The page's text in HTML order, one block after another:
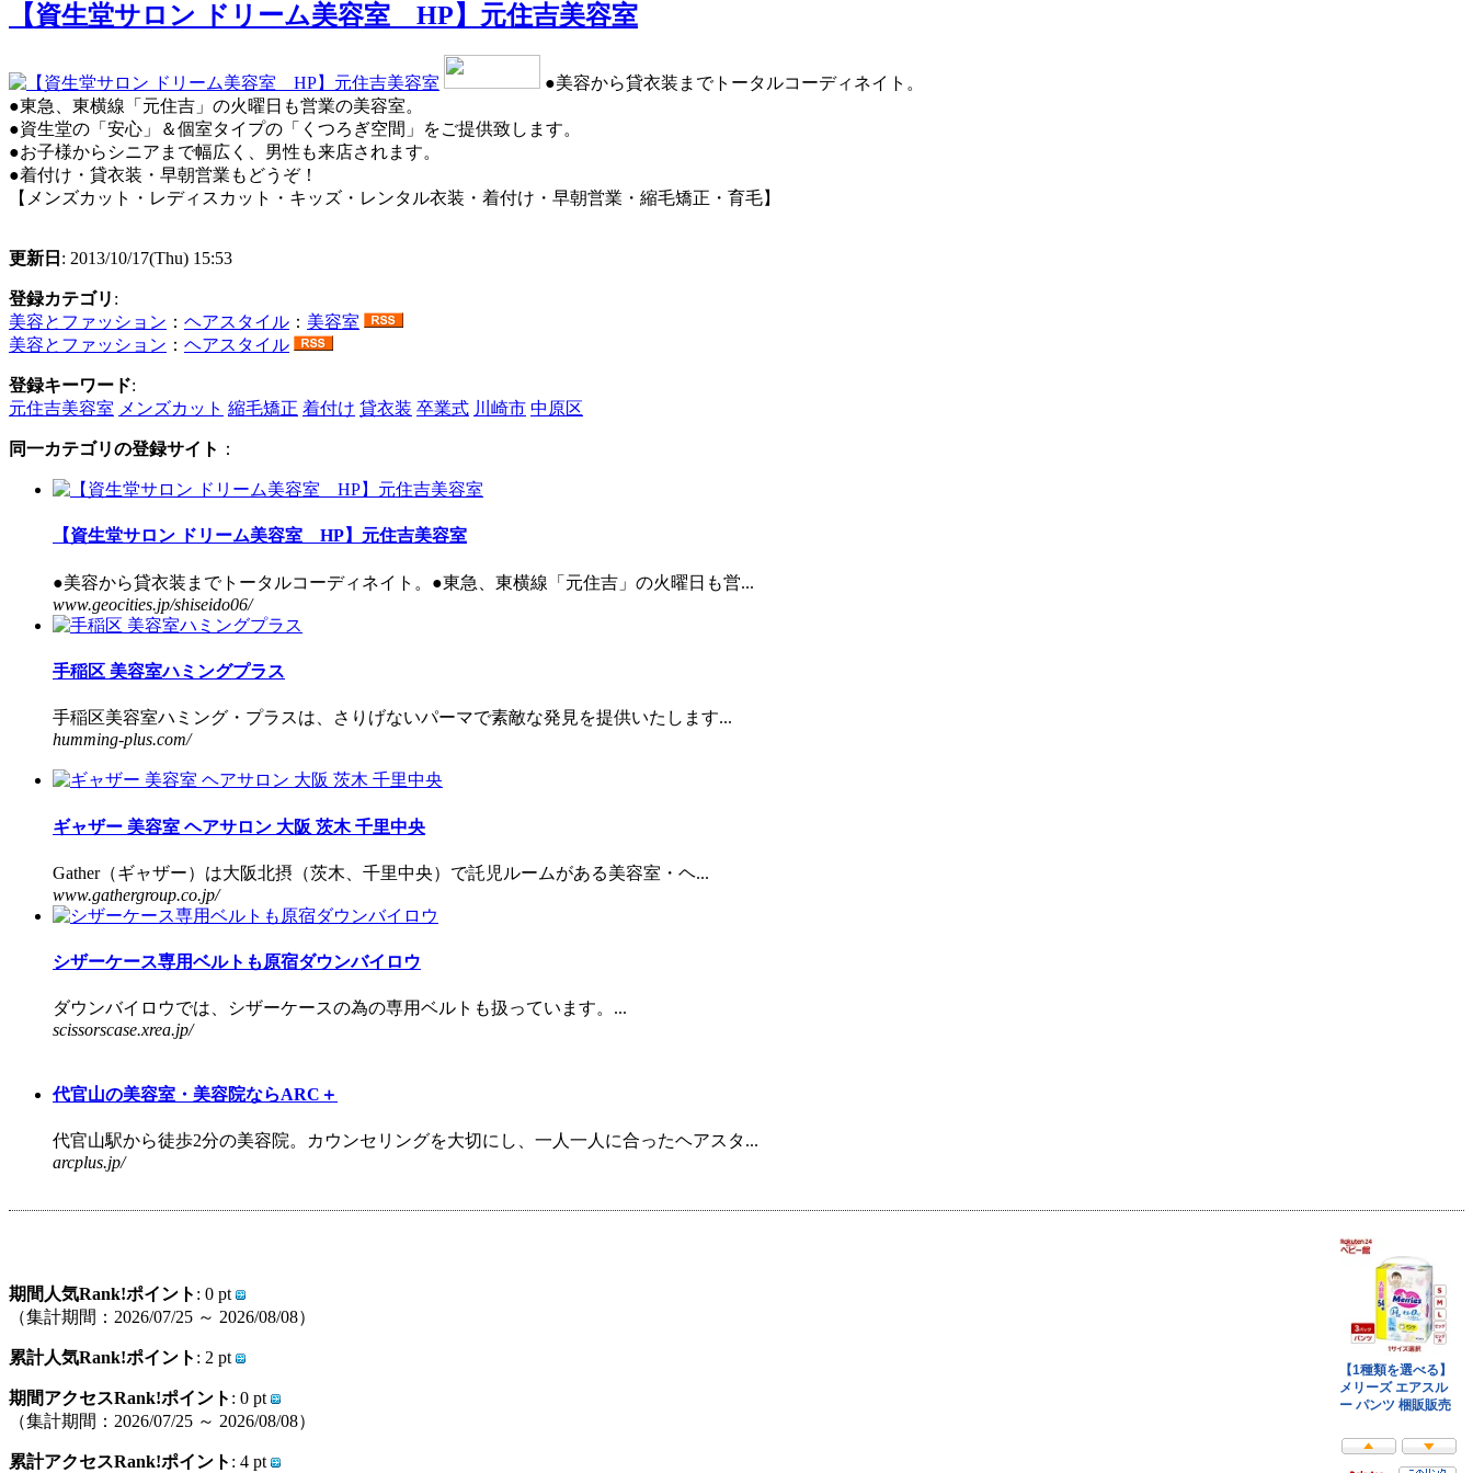
【資生堂サロン ドリーム美容室 HP】元住吉美容室
●美容から貸衣装までトータルコーディネイト。
●東急、東横線「元住吉」の火曜日も営業の美容室。
●資生堂の「安心」＆個室タイプの「くつろぎ空間」をご提供致します。
●お子様からシニアまで幅広く、男性も来店されます。
●着付け・貸衣装・早朝営業もどうぞ！
【メンズカット・レディスカット・キッズ・レンタル衣装・着付け・早朝営業・縮毛矯正・育毛】
更新日 : 2013/10/17(Thu) 15:53
登録カテゴリ :
美容とファッション ： ヘアスタイル ： 美容室
美容とファッション ： ヘアスタイル
登録キーワード:
元住吉美容室 メンズカット 縮毛矯正 着付け 貸衣装 卒業式 川崎市 中原区
同一カテゴリの登録サイト ：
【資生堂サロン ドリーム美容室 HP】元住吉美容室
●美容から貸衣装までトータルコーディネイト。●東急、東横線「元住吉」の火曜日も営...
www.geocities.jp/shiseido06/
手稲区 美容室ハミングプラス
手稲区美容室ハミング・プラスは、さりげないパーマで素敵な発見を提供いたします...
humming-plus.com/
ギャザー 美容室 ヘアサロン 大阪 茨木 千里中央
Gather（ギャザー）は大阪北摂（茨木、千里中央）で託児ルームがある美容室・ヘ...
www.gathergroup.co.jp/
シザーケース専用ベルトも原宿ダウンバイロウ
ダウンバイロウでは、シザーケースの為の専用ベルトも扱っています。...
scissorscase.xrea.jp/
代官山の美容室・美容院ならARC＋
代官山駅から徒歩2分の美容院。カウンセリングを大切にし、一人一人に合ったヘアスタ...
arcplus.jp/
期間人気Rank!ポイント : 0 pt
（集計期間：2026/07/25 ～ 2026/08/08）
累計人気Rank!ポイント : 2 pt
期間アクセスRank!ポイント : 0 pt
（集計期間：2026/07/25 ～ 2026/08/08）
累計アクセスRank!ポイント : 4 pt